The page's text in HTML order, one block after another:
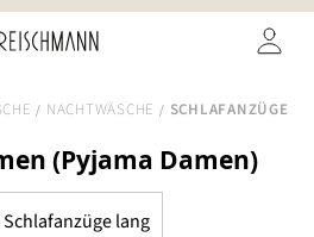
NACHTWÄSCHE SCHLAFANZÜGE
(Pyjama Damen)
Schlafanzüge lang